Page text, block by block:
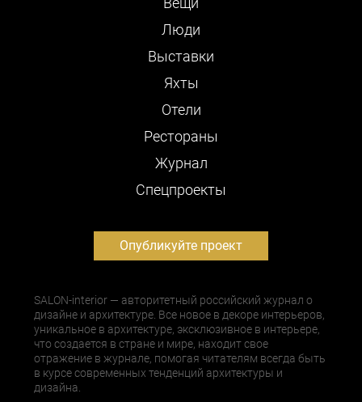
Люди
Выставки
Яхты
Отели
Рестораны
Журнал
Cпецпроекты
Опубликуйте проект
SALON-interior — авторитетный российский журнал о
дизайне и архитектуре. Все новое в декоре интерьеров,
уникальное в архитектуре, эксклюзивное в интерьере,
что создается в стране и мире, находит свое
отражение в журнале, помогая читателям всегда быть
в курсе современных тенденций архитектуры и
дизайна.